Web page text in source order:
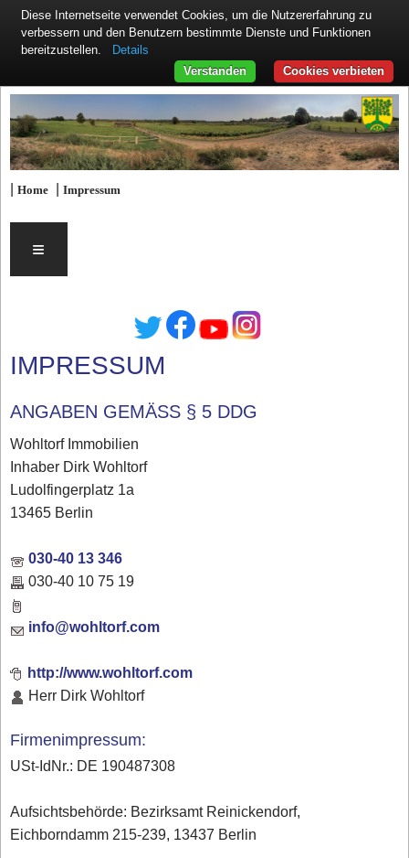
|Home |Impressum
≡
IMPRESSUM
ANGABEN GEMÄSS § 5 DDG
Wohltorf Immobilien
Inhaber Dirk Wohltorf
Ludolfingerplatz 1a
13465 Berlin
030-40 13 346
030-40 10 75 19
info@wohltorf.com
http://www.wohltorf.com
Herr Dirk Wohltorf
Firmenimpressum:
USt-IdNr.: DE 190487308
Aufsichtsbehörde: Bezirksamt Reinickendorf,
Eichborndamm 215-239, 13437 Berlin
Diese Internetseite verwendet Cookies, um die Nutzererfahrung zu
verbessern und den Benutzern bestimmte Dienste und Funktionen
bereitzustellen.
Details
Cookies verbieten
Verstanden